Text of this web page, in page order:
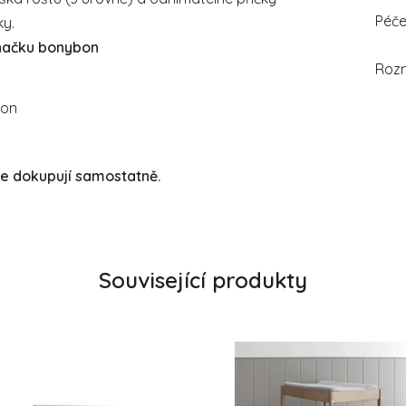
bonybon
dokupují samostatně.
Péče
Související produkty